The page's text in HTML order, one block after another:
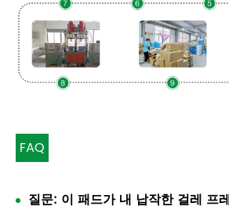
FAQ
질문: 이 패드가 내 납작한 걸레 프